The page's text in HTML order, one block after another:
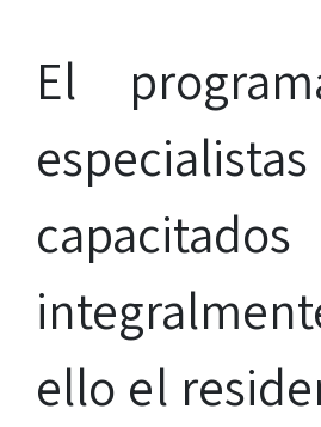
El
ello el